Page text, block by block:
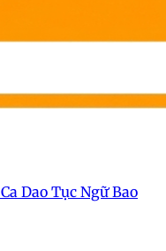
Ca Dao Tục NgữBao